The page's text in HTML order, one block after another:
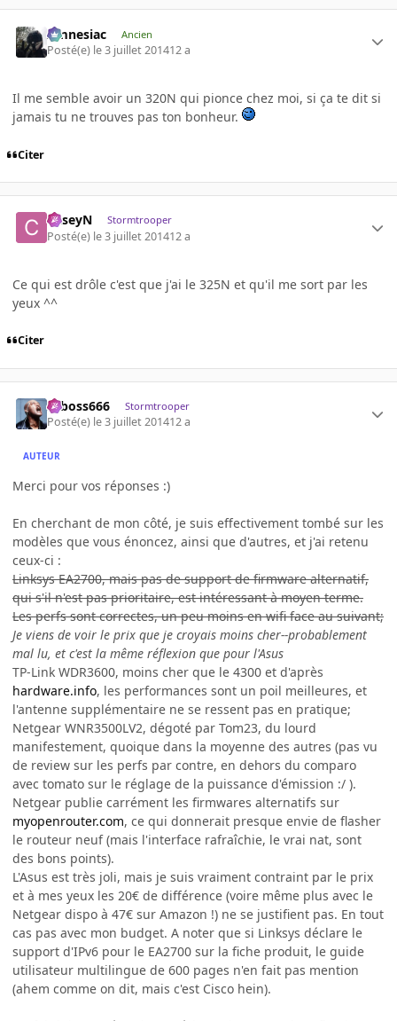
Amnesiac Ancien
Posté(e) le 3 juillet 201412 a
Il me semble avoir un 320N qui pionce chez moi, si ça te dit si
jamais tu ne trouves pas ton bonheur.
Citer
CaseyN Stormtrooper
Posté(e) le 3 juillet 201412 a
Ce qui est drôle c'est que j'ai le 325N et qu'il me sort par les
yeux ^^
Citer
seboss666 Stormtrooper
Posté(e) le 3 juillet 201412 a
AUTEUR
Merci pour vos réponses :)
En cherchant de mon côté, je suis effectivement tombé sur les
modèles que vous énoncez, ainsi que d'autres, et j'ai retenu
ceux-ci :
Linksys EA2700, mais pas de support de firmware alternatif,
qui s'il n'est pas prioritaire, est intéressant à moyen terme.
Les perfs sont correctes, un peu moins en wifi face au suivant;
Je viens de voir le prix que je croyais moins cher--probablement
mal lu, et c'est la même réflexion que pour l'Asus
TP-Link WDR3600, moins cher que le 4300 et d'après
hardware.info, les performances sont un poil meilleures, et
l'antenne supplémentaire ne se ressent pas en pratique;
Netgear WNR3500LV2, dégoté par Tom23, du lourd
manifestement, quoique dans la moyenne des autres (pas vu
de review sur les perfs par contre, en dehors du comparo
avec tomato sur le réglage de la puissance d'émission :/ ).
Netgear publie carrément les firmwares alternatifs sur
myopenrouter.com, ce qui donnerait presque envie de flasher
le routeur neuf (mais l'interface rafraîchie, le vrai nat, sont
des bons points).
L'Asus est très joli, mais je suis vraiment contraint par le prix
et à mes yeux les 20€ de différence (voire même plus avec le
Netgear dispo à 47€ sur Amazon !) ne se justifient pas. En tout
cas pas avec mon budget. A noter que si Linksys déclare le
support d'IPv6 pour le EA2700 sur la fiche produit, le guide
utilisateur multilingue de 600 pages n'en fait pas mention
(ahem comme on dit, mais c'est Cisco hein).